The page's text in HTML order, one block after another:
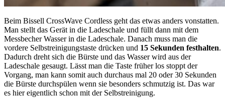
Beim Bissell CrossWave Cordless geht das etwas anders vonstatten.
Man stellt das Gerät in die Ladeschale und füllt dann mit dem
Messbecher Wasser in die Ladeschale. Danach muss man die
vordere Selbstreinigungstaste drücken und 15 Sekunden festhalten.
Dadurch dreht sich die Bürste und das Wasser wird aus der
Ladeschale gesaugt. Lässt man die Taste früher los stoppt der
Vorgang, man kann somit auch durchaus mal 20 oder 30 Sekunden
die Bürste durchspülen wenn sie besonders schmutzig ist. Das war
es hier eigentlich schon mit der Selbstreinigung.